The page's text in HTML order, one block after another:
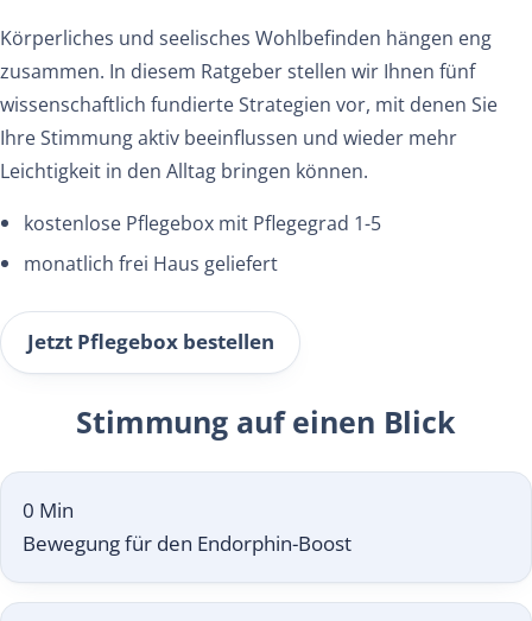
Körperliches und seelisches Wohlbefinden hängen eng
zusammen. In diesem Ratgeber stellen wir Ihnen fünf
wissenschaftlich fundierte Strategien vor, mit denen Sie
Ihre Stimmung aktiv beeinflussen und wieder mehr
Leichtigkeit in den Alltag bringen können.
kostenlose Pflegebox mit Pflegegrad 1-5
monatlich frei Haus geliefert
Jetzt Pflegebox bestellen
Stimmung auf einen Blick
0 Min
Bewegung für den Endorphin-Boost